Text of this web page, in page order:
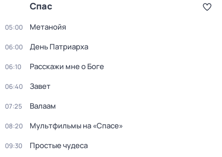
Спас
05:00 Метанойя
06:00 День Патриарха
06:10 Расскажи мне о Боге
06:40 Завет
07:25 Валаам
08:20 Мультфильмы на «Спасе»
09:30 Простые чудеса